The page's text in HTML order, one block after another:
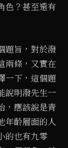
色？甚至還有
題旨，對於潑
兩條，又實在
一下，這個題
說明潑先生一
，應該說是青
年齡層面的人
的也有九零